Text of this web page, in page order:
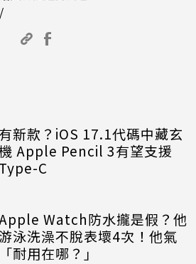
有新款？iOS 17.1代碼中藏玄
Apple Pencil 3有望支援
Type-C
Apple Watch防水攏是假？他
游泳洗澡不脫表壞4次！他氣
「耐用在哪？」